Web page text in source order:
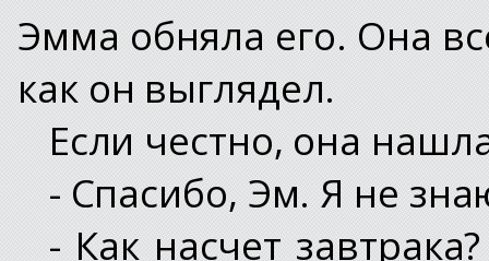
Эмма обняла его. Она
как он выглядел.
Если честно, она
- Спасибо, Эм. Я не
- Как насчет